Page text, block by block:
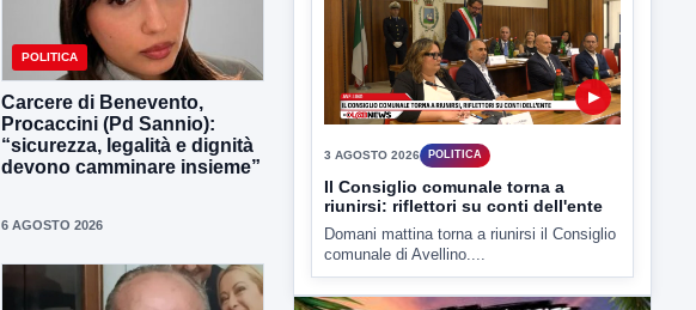
POLITICA
Carcere di Benevento,
Procaccini (Pd Sannio):
“sicurezza, legalità e dignità
devono camminare insieme”
6 AGOSTO 2026
▶
3 AGOSTO 2026 POLITICA
Il Consiglio comunale torna a
riunirsi: riflettori su conti dell'ente
Domani mattina torna a riunirsi il Consiglio
comunale di Avellino....